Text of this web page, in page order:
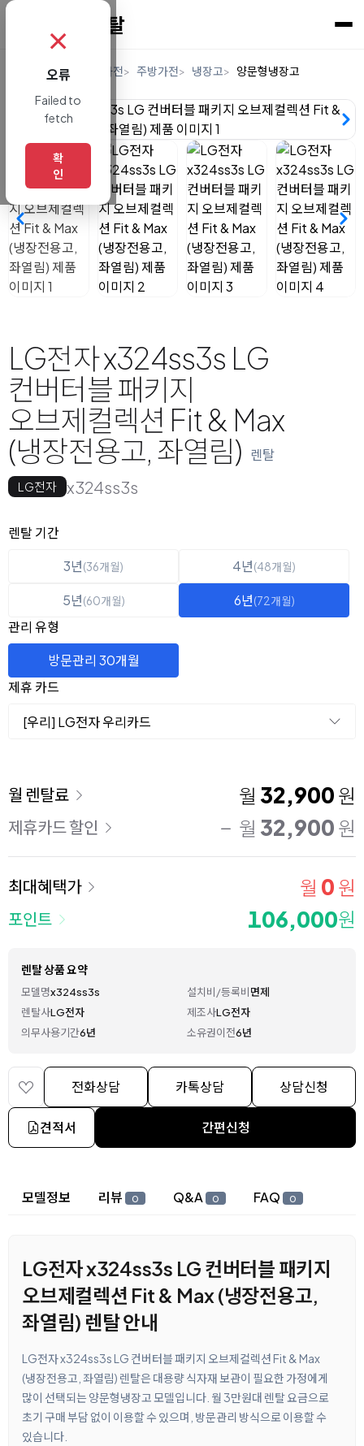
렌탈 디지털/가전 주방가전 냉장고 양문형냉장고
LG전자 x324ss3s LG
컨버터블 패키지
오브제컬렉션 Fit & Max
(냉장전용고, 좌열림) 렌탈
LG전자 x324ss3s
옵션 선택
렌탈 선택
렌탈 기간
3년(36개월) 4년(48개월)
5년(60개월) 6년(72개월)
관리 유형
방문관리 30개월
제휴 카드
[우리] LG전자 우리카드
이용 요금
월 렌탈료 월 32,900 원
제휴카드 할인 월 32,900 원
최대혜택가 월 0 원
포인트 106,000원
렌탈 상품 요약
모델명x324ss3s 설치비/등록비면제
렌탈사LG전자 제조사LG전자
의무사용기간6년 소유권이전6년
전화상담 카톡상담 상담신청
견적서 간편신청
상세 정보
모델정보 리뷰 0 Q&A 0 FAQ 0
LG전자 x324ss3s LG 컨버터블 패키지
오브제컬렉션 Fit & Max (냉장전용고,
좌열림) 렌탈 안내
LG전자 x324ss3s LG 컨버터블 패키지 오브제컬렉션 Fit & Max
(냉장전용고, 좌열림) 렌탈은 대용량 식자재 보관이 필요한 가정에게
많이 선택되는 양문형냉장고 모델입니다. 월 3만원대 렌탈 요금으로
초기 구매 부담 없이 이용할 수 있으며, 방문관리 방식으로 이용할 수
있습니다.
✗
오류
Failed to
fetch
확
인